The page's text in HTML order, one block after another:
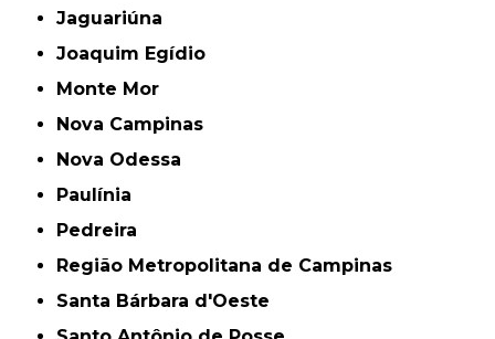
Jaguariúna
Joaquim Egídio
Monte Mor
Nova Campinas
Nova Odessa
Paulínia
Pedreira
Região Metropolitana de Campinas
Santa Bárbara d'Oeste